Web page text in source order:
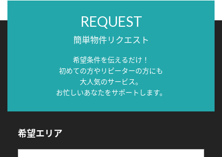
REQUEST
簡単物件リクエスト
希望条件を伝えるだけ！
初めての方やリピーターの方にも
大人気のサービス。
お忙しいあなたをサポートします。
希望エリア